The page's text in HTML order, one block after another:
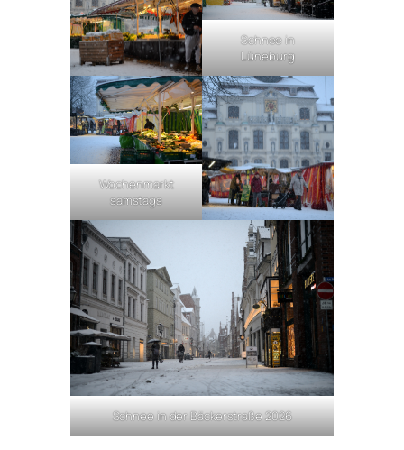
Schnee in
Lüneburg
Wochenmarkt
samstags
Schnee in der Bäckerstraße 2026